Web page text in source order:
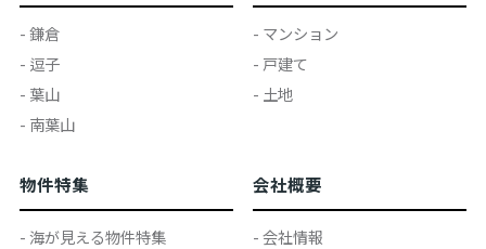
- 鎌倉
- 逗子
- 葉山
- 南葉山
- マンション
- 戸建て
- 土地
物件特集
- 海が見える物件特集
会社概要
- 会社情報